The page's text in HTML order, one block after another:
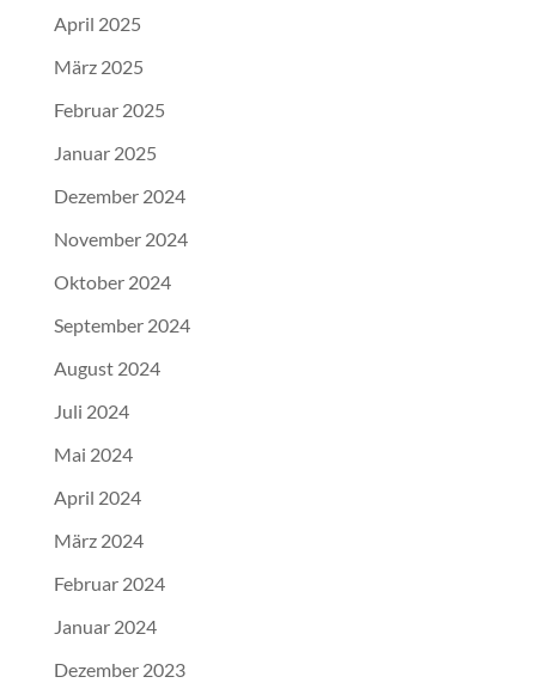
April 2025
März 2025
Februar 2025
Januar 2025
Dezember 2024
November 2024
Oktober 2024
September 2024
August 2024
Juli 2024
Mai 2024
April 2024
März 2024
Februar 2024
Januar 2024
Dezember 2023